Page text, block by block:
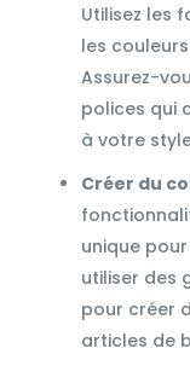
Utilisez les
les
Assurez-
polices qui
à votre
Créer du
unique
utiliser des
pour créer
articles de